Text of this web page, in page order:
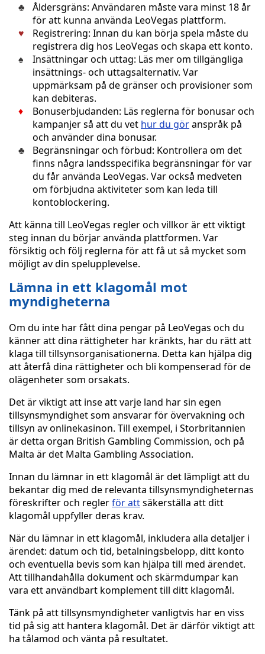
Åldersgräns: Användaren måste vara minst 18 år
för att kunna använda LeoVegas plattform.
Registrering: Innan du kan börja spela måste du
registrera dig hos LeoVegas och skapa ett konto.
Insättningar och uttag: Läs mer om tillgängliga
insättnings- och uttagsalternativ. Var
uppmärksam på de gränser och provisioner som
kan debiteras.
Bonuserbjudanden: Läs reglerna för bonusar och
kampanjer så att du vet hur du göranspråk på
och använder dina bonusar.
Begränsningar och förbud: Kontrollera om det
finns några landsspecifika begränsningar för var
du får använda LeoVegas. Var också medveten
om förbjudna aktiviteter som kan leda till
kontoblockering.
Att känna till LeoVegas regler och villkor är ett viktigt
steg innan du börjar använda plattformen. Var
försiktig och följ reglerna för att få ut så mycket som
möjligt av din spelupplevelse.
Lämna in ett klagomål mot
myndigheterna
Om du inte har fått dina pengar på LeoVegas och du
känner att dina rättigheter har kränkts, har du rätt att
klaga till tillsynsorganisationerna. Detta kan hjälpa dig
att återfå dina rättigheter och bli kompenserad för de
olägenheter som orsakats.
Det är viktigt att inse att varje land har sin egen
tillsynsmyndighet som ansvarar för övervakning och
tillsyn av onlinekasinon. Till exempel, i Storbritannien
är detta organ British Gambling Commission, och på
Malta är det Malta Gambling Association.
Innan du lämnar in ett klagomål är det lämpligt att du
bekantar dig med de relevanta tillsynsmyndigheternas
föreskrifter och reglerför attsäkerställa att ditt
klagomål uppfyller deras krav.
När du lämnar in ett klagomål, inkludera alla detaljer i
ärendet: datum och tid, betalningsbelopp, ditt konto
och eventuella bevis som kan hjälpa till med ärendet.
Att tillhandahålla dokument och skärmdumpar kan
vara ett användbart komplement till ditt klagomål.
Tänk på att tillsynsmyndigheter vanligtvis har en viss
tid på sig att hantera klagomål. Det är därför viktigt att
ha tålamod och vänta på resultatet.